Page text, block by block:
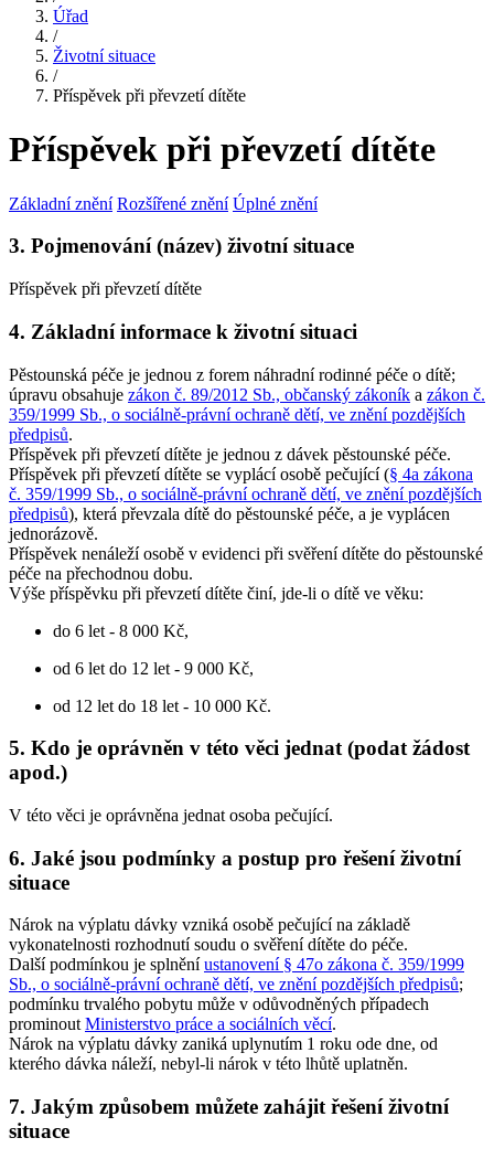
Úřad
/
Životní situace
/
Příspěvek při převzetí dítěte
Příspěvek při převzetí dítěte
Základní znění Rozšířené znění Úplné znění
3. Pojmenování (název) životní situace
Příspěvek při převzetí dítěte
4. Základní informace k životní situaci
Pěstounská péče je jednou z forem náhradní rodinné péče o dítě;
úpravu obsahuje zákon č. 89/2012 Sb., občanský zákoník a zákon č.
359/1999 Sb., o sociálně-právní ochraně dětí, ve znění pozdějších
předpisů.
Příspěvek při převzetí dítěte je jednou z dávek pěstounské péče.
Příspěvek při převzetí dítěte se vyplácí osobě pečující (§ 4a zákona
č. 359/1999 Sb., o sociálně-právní ochraně dětí, ve znění pozdějších
předpisů), která převzala dítě do pěstounské péče, a je vyplácen
jednorázově.
Příspěvek nenáleží osobě v evidenci při svěření dítěte do pěstounské
péče na přechodnou dobu.
Výše příspěvku při převzetí dítěte činí, jde-li o dítě ve věku:
do 6 let - 8 000 Kč,
od 6 let do 12 let - 9 000 Kč,
od 12 let do 18 let - 10 000 Kč.
5. Kdo je oprávněn v této věci jednat (podat žádost
apod.)
V této věci je oprávněna jednat osoba pečující.
6. Jaké jsou podmínky a postup pro řešení životní
situace
Nárok na výplatu dávky vzniká osobě pečující na základě
vykonatelnosti rozhodnutí soudu o svěření dítěte do péče.
Další podmínkou je splněníustanovení § 47o zákona č. 359/1999
Sb., o sociálně-právní ochraně dětí, ve znění pozdějších předpisů;
podmínku trvalého pobytu může v odůvodněných případech
prominout Ministerstvo práce a sociálních věcí.
Nárok na výplatu dávky zaniká uplynutím 1 roku ode dne, od
kterého dávka náleží, nebyl-li nárok v této lhůtě uplatněn.
7. Jakým způsobem můžete zahájit řešení životní
situace